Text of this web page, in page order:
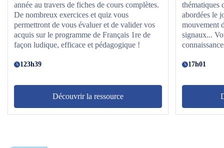
année au travers de fiches de cours complètes.
De nombreux exercices et quiz vous
permettront de vous évaluer et de valider vos
acquis sur le programme de Français 1re de
façon ludique, efficace et pédagogique !
123h39
Découvrir la ressource
thématiques
abordées le
mouvement
signaux...
17h01